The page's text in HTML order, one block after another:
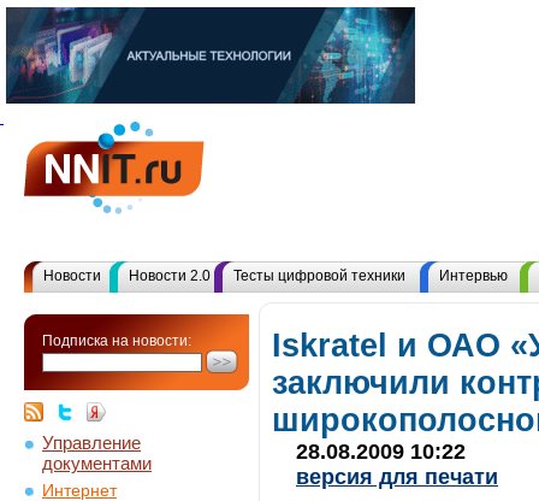
Новости Новости 2.0 Тесты цифровой техники Интервью
Подписка на новости:
Управление
документами
Интернет
Iskratel и ОАО
заключили
28.08.2009 10:22
версия для печати